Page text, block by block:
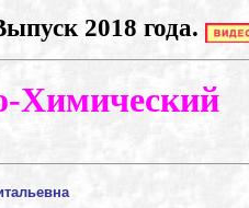
2018 года.
Химический